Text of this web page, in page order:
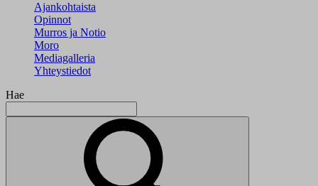
Ajankohtaista
Opinnot
Murros ja Notio
Moro
Mediagalleria
Yhteystiedot
Hae